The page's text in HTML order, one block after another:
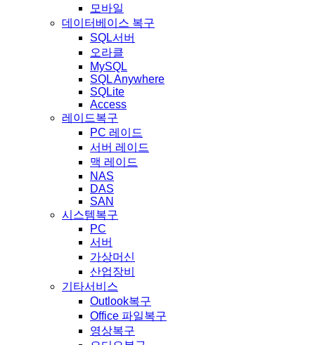
모바일
데이터베이스 복구
SQL서버
오라클
MySQL
SQL Anywhere
SQLite
Access
레이드복구
PC 레이드
서버 레이드
맥 레이드
NAS
DAS
SAN
시스템복구
PC
서버
가상머신
산업장비
기타서비스
Outlook복구
Office 파일복구
영상복구